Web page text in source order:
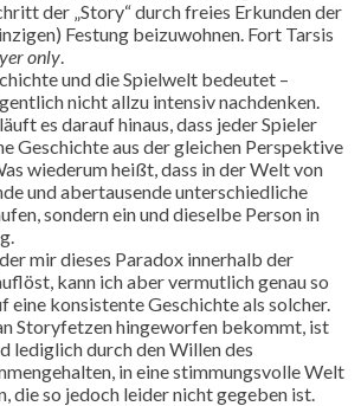
der „Story“ durch freies Erkunden der
Festung beizuwohnen. Fort Tarsis
only
und die Spielwelt bedeutet –
nicht allzu intensiv nachdenken.
es darauf hinaus, dass jeder Spieler
Geschichte aus der gleichen Perspektive
wiederum heißt, dass in der Welt von
und abertausende unterschiedliche
sondern ein und dieselbe Person in
mir dieses Paradox innerhalb der
kann ich aber vermutlich genau so
eine konsistente Geschichte als solcher.
Storyfetzen hingeworfen bekommt, ist
lediglich durch den Willen des
in eine stimmungsvolle Welt
die so jedoch leider nicht gegeben ist.